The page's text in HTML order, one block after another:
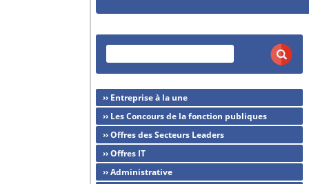
›› Entreprise à la une
›› Les Concours de la fonction publiques
›› Offres des Secteurs Leaders
›› Offres IT
›› Administrative